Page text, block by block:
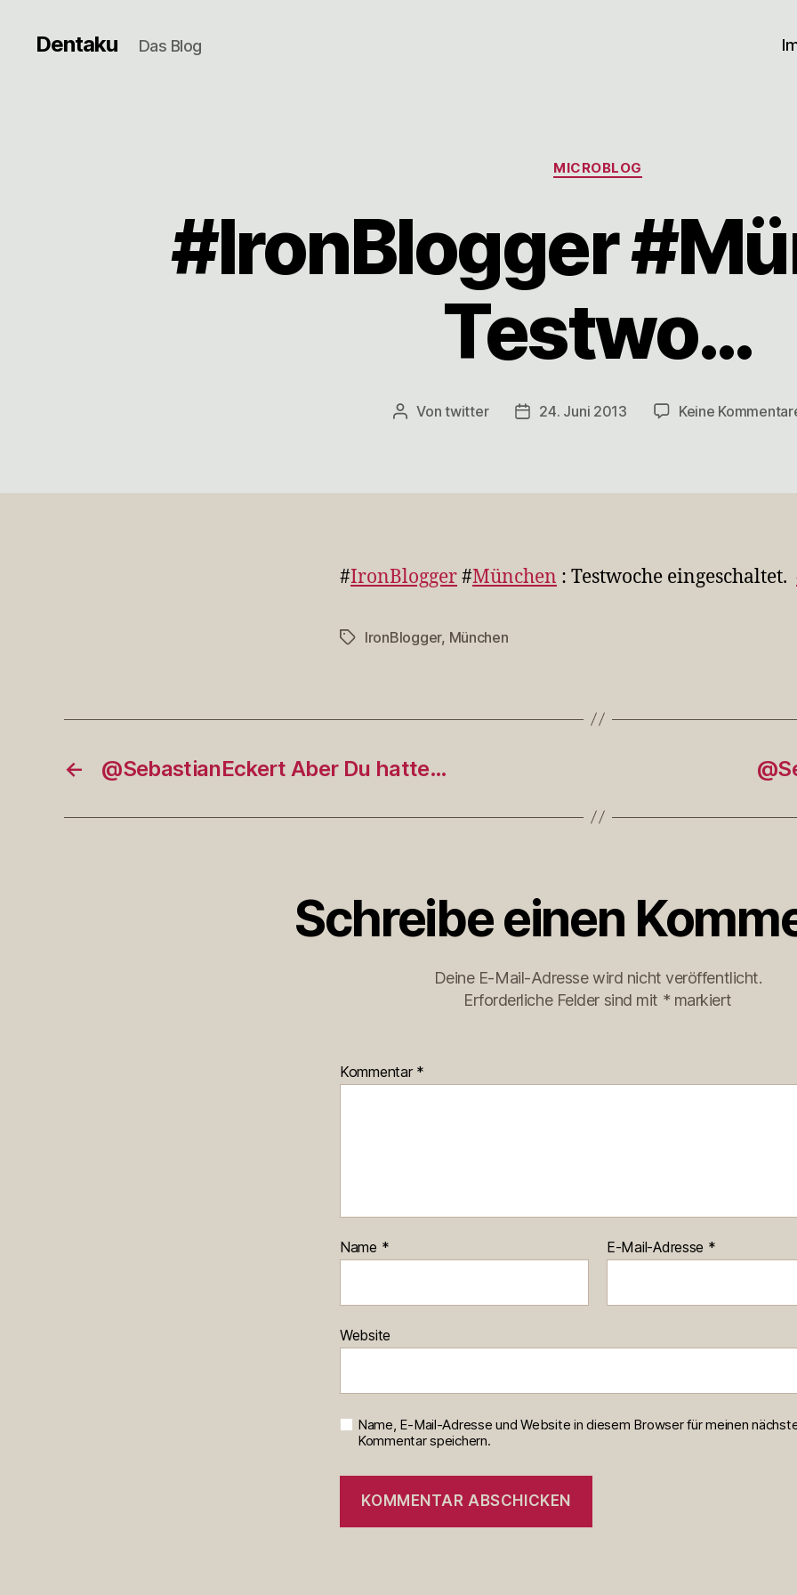
Dentaku Das Blog
Kategorien
MICROBLOG
#IronBlogger
Testwo…
Beitragsautor
Vontwitter Veröffentlichungsdatum
24. Juni 2013 Keine
#IronBlogger#München : Testwoche eingeschaltet.
Schlagwörter
IronBlogger, München
← @SebastianEckert Aber Du hatte…
Schreibe einen
Deine E-Mail-Adresse wird nicht veröffentlicht.
Erforderliche Felder sind mit * markiert
Kommentar *
Name * E-Mail-Adresse *
Website
Name, E-Mail-Adresse und Website in diesem Browser für meinen
Kommentar speichern.